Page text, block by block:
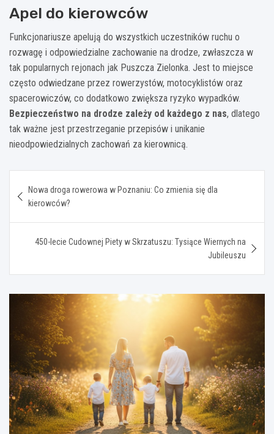
Apel do kierowców
Funkcjonariusze apelują do wszystkich uczestników ruchu o
rozwagę i odpowiedzialne zachowanie na drodze, zwłaszcza w
tak popularnych rejonach jak Puszcza Zielonka. Jest to miejsce
często odwiedzane przez rowerzystów, motocyklistów oraz
spacerowiczów, co dodatkowo zwiększa ryzyko wypadków.
Bezpieczeństwo na drodze zależy od każdego z nas, dlatego
tak ważne jest przestrzeganie przepisów i unikanie
nieodpowiedzialnych zachowań za kierownicą.
wpisu
Nowa droga rowerowa w Poznaniu: Co zmienia się dla
kierowców?
450-lecie Cudownej Piety w Skrzatuszu: Tysiące Wiernych na
Jubileuszu